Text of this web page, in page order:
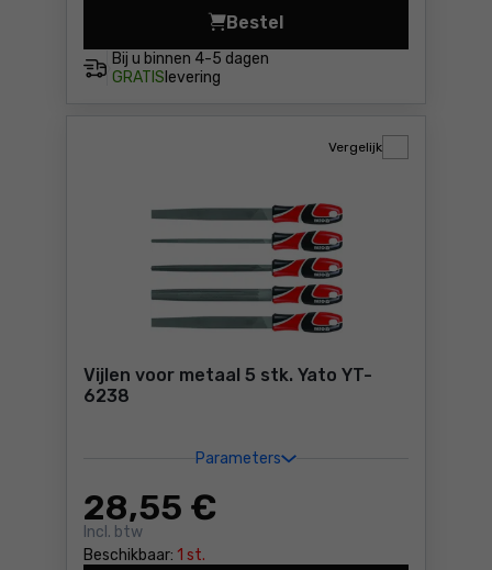
Bij u binnen 4-5 dagen
GRATIS levering
Bestel
Vijlen voor metaal 5 stk.
Vijlen voor metaal 5 stk. Yato YT-
6238
Parameters
28,55 €
Incl. btw
Beschikbaar: 1 st.
Vergelijk